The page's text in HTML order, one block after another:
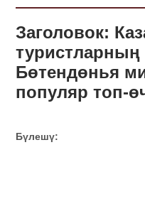
Заголовок:
Бөтендөнья
популяр топ-
Бүлешү: